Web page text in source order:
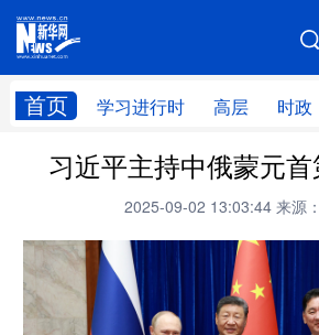
首页 学习进行时 高层 时政
网站地图
学习进行时 高层 时政
财经 网评
台湾 思客智库
科技 量子
习近平主持中俄蒙元
2025-09-02 13:03:44 来源